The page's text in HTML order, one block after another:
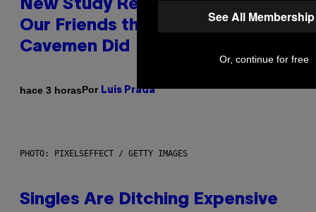
New Study Reveals We Still Pick
Our Friends the Same Way
Cavemen Did
hace 3 horasPor Luis Prada
PHOTO: PIXELSEFFECT / GETTY IMAGES
Singles Are Ditching Expensive
See All
Or, continue for free